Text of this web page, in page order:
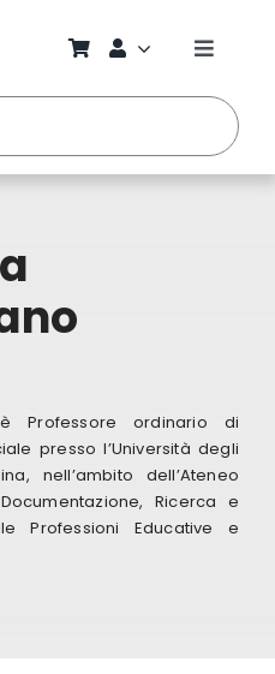
Toggle
Chi
Riviste
Professore ordinario di
presso l’Università degli
nell’ambito dell’Ateneo
Ricerca e
Professioni Educative e